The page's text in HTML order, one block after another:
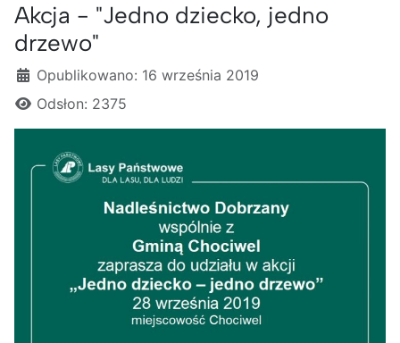
Akcja - "Jedno dziecko, jedno
drzewo"
Szczegóły
Opublikowano: 16 września 2019
Odsłon: 2375